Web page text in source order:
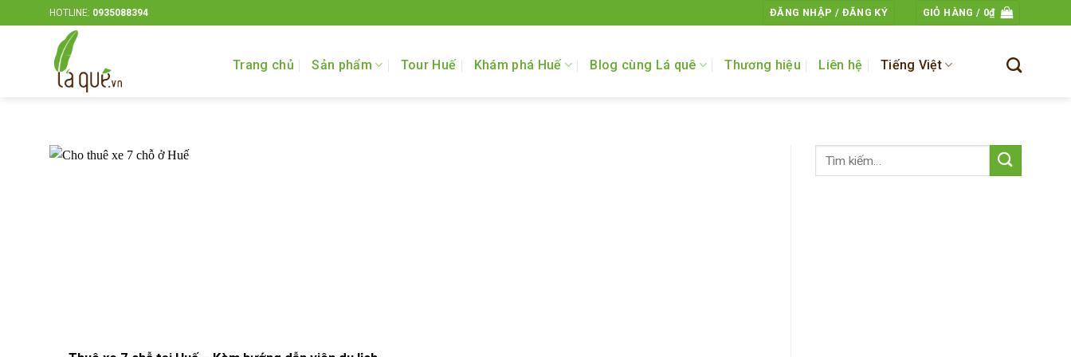
qua
HOTLINE: 0935088394 ĐĂNG NHẬP / ĐĂNG KÝ GIỎ HÀNG / 0₫
Trang chủ Sản phẩm Tour Huế Khám phá Huế Blog cùng Lá quê Thương hiệu Liên hệ Tiếng Việt